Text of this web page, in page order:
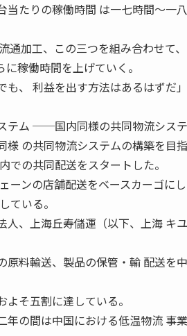
当たりの稼働時間 は一七時間〜一八
通加工、この三つを組み合わせ
に稼働時間を上げていく。
も、 利益を出す方法はあるはずだ
テム ──国内同様の共同物流シス
様 の共同物流システムの構築を目指
での共同配送をスタートした。
ーンの店舗配送をベースカーゴに
ている。
人、上海丘寿儲運（以下、上海 キ
原料輸送、製品の保管・輸 配送を
そ五割に達している。
年の間は中国における低温物流 事